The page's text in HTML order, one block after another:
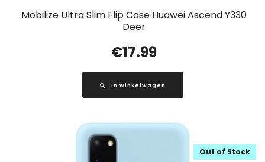
Mobilize Ultra Slim Flip Case Huawei Ascend Y330
Deer
€17.99
In winkelwagen
Out of Stock